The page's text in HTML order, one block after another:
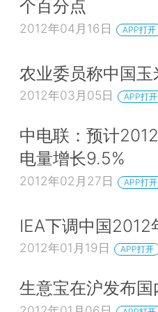
个百分点
2012年04月16日 APP打开
农业委员称中国
2012年03月05日 APP打开
中电联：预计
电量增长9.5%
2012年02月27日 APP打开
IEA下调中国2012
2012年01月19日 APP打开
生意宝在沪发布